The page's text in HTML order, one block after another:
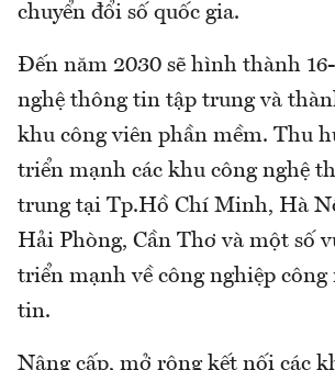
chuyển đổi số quốc gia.
Đến năm 2030 sẽ hình thành
nghệ thông tin tập trung và
khu công viên phần mềm. Thu
triển mạnh các khu công nghệ
trung tại Tp.Hồ Chí Minh, Hà
Hải Phòng, Cần Thơ và một số
triển mạnh về công nghiệp công
tin.
Nâng cấp, mở rộng kết nối các